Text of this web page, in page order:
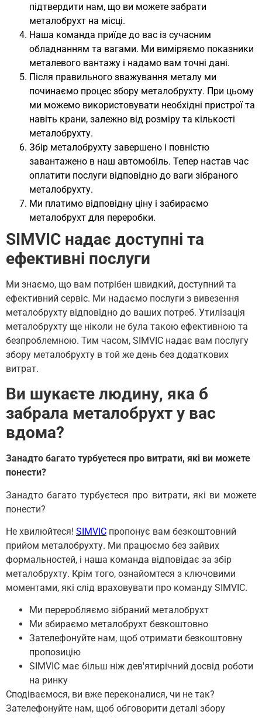
підтвердити нам, що ви можете забрати
металобрухт на місці.
Наша команда приїде до вас із сучасним
обладнанням та вагами. Ми виміряємо показники
металевого вантажу і надамо вам точні дані.
Після правильного зважування металу ми
починаємо процес збору металобрухту. При цьому
ми можемо використовувати необхідні пристрої та
навіть крани, залежно від розміру та кількості
металобрухту.
Збір металобрухту завершено і повністю
завантажено в наш автомобіль. Тепер настав час
оплатити послуги відповідно до ваги зібраного
металобрухту.
Ми платимо відповідну ціну і забираємо
металобрухт для переробки.
SIMVIC надає доступні та
ефективні послуги
Ми знаємо, що вам потрібен швидкий, доступний та
ефективний сервіс. Ми надаємо послуги з вивезення
металобрухту відповідно до ваших потреб. Утилізація
металобрухту ще ніколи не була такою ефективною та
безпроблемною. Тим часом, SIMVIC надає вам послугу
збору металобрухту в той же день без додаткових
витрат.
Ви шукаєте людину, яка б
забрала металобрухт у вас
вдома?
Занадто багато турбуєтеся про витрати, які ви можете
понести?
Занадто багато турбуєтеся про витрати, які ви можете
понести?
Не хвилюйтеся! SIMVIC пропонує вам безкоштовний
прийом металобрухту. Ми працюємо без зайвих
формальностей, і наша команда відповідає за збір
металобрухту. Крім того, ознайомтеся з ключовими
моментами, які слід враховувати про команду SIMVIC.
Ми переробляємо зібраний металобрухт
Ми збираємо металобрухт безкоштовно
Зателефонуйте нам, щоб отримати безкоштовну
пропозицію
SIMVIC має більш ніж дев'ятирічний досвід роботи
на ринку
Сподіваємося, ви вже переконалися, чи не так?
Зателефонуйте нам, щоб обговорити деталі збору